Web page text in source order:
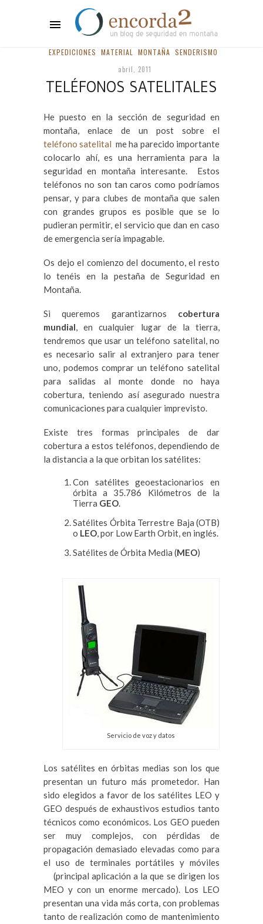
EXPEDICIONES MATERIAL MONTAÑA SENDERISMO
abril, 2011
TELÉFONOS SATELITALES
He puesto en la sección de seguridad en
montaña, enlace de un post sobre el
teléfono satelital me ha parecido importante
colocarlo ahí, es una herramienta para la
seguridad en montaña interesante. Estos
teléfonos no son tan caros como podríamos
pensar, y para clubes de montaña que salen
con grandes grupos es posible que se lo
pudieran permitir, el servicio que dan en caso
de emergencia sería impagable.
Os dejo el comienzo del documento, el resto
lo tenéis en la pestaña de Seguridad en
Montaña.
Si queremos garantizarnos cobertura
mundial, en cualquier lugar de la tierra,
tendremos que usar un teléfono satelital, no
es necesario salir al extranjero para tener
uno, podemos comprar un teléfono satelital
para salidas al monte donde no haya
cobertura, teniendo así asegurado nuestra
comunicaciones para cualquier imprevisto.
Existe tres formas principales de dar
cobertura a estos teléfonos, dependiendo de
la distancia a la que orbitan los satélites:
Con satélites geoestacionarios en
órbita a 35.786 Kilómetros de la
Tierra GEO.
Satélites Órbita Terrestre Baja (OTB)
o LEO, por Low Earth Orbit, en inglés.
Satélites de Órbita Media (MEO)
Servicio de voz y datos
Los satélites en órbitas medias son los que
presentan un futuro más prometedor. Han
sido elegidos a favor de los satélites LEO y
GEO después de exhaustivos estudios tanto
técnicos como económicos. Los GEO pueden
ser muy complejos, con pérdidas de
propagación demasiado elevadas como para
el uso de terminales portátiles y móviles
(principal aplicación a la que se dirigen los
MEO y con un enorme mercado). Los LEO
presentan una vida más corta, con problemas
tanto de realización como de mantenimiento